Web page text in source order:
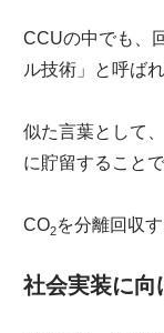
CCUの中でも、
ル技術」と呼ば
似た言葉として
に貯留すること
CO2を分離回収
社会実装に向